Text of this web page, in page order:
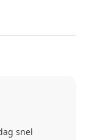
snel